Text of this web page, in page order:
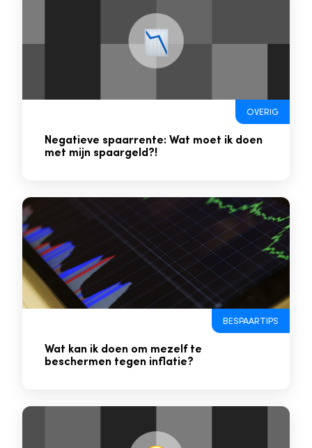
OVERIG
Negatieve spaarrente: Wat moet ik doen
met mijn spaargeld?!
BESPAARTIPS
Wat kan ik doen om mezelf te
beschermen tegen inflatie?